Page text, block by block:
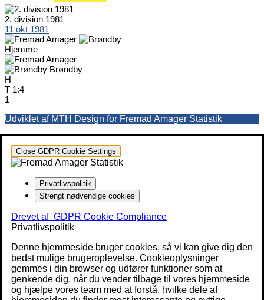
2. division 1981
11 okt 1981
Hjemme
Brøndby
H
T 1:4
1
Udviklet af MTH Design for Fremad Amager Statistik
Close GDPR Cookie Settings
Privatlivspolitik
Strengt nødvendige cookies
Drevet af GDPR Cookie Compliance
Privatlivspolitik
Denne hjemmeside bruger cookies, så vi kan give dig den
bedst mulige brugeroplevelse. Cookieoplysninger
gemmes i din browser og udfører funktioner som at
genkende dig, når du vender tilbage til vores hjemmeside
og hjælpe vores team med at forstå, hvilke dele af